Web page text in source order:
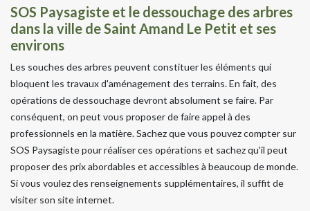
SOS Paysagiste et le dessouchage des arbres
dans la ville de Saint Amand Le Petit et ses
environs
Les souches des arbres peuvent constituer les éléments qui
bloquent les travaux d'aménagement des terrains. En fait, des
opérations de dessouchage devront absolument se faire. Par
conséquent, on peut vous proposer de faire appel à des
professionnels en la matière. Sachez que vous pouvez compter sur
SOS Paysagiste pour réaliser ces opérations et sachez qu'il peut
proposer des prix abordables et accessibles à beaucoup de monde.
Si vous voulez des renseignements supplémentaires, il suffit de
visiter son site internet.